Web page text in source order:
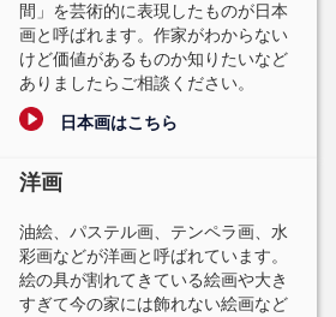
間」を芸術的に表現したものが日本
画と呼ばれます。作家がわからない
けど価値があるものか知りたいなど
ありましたらご相談ください。
日本画はこちら
洋画
油絵、パステル画、テンペラ画、水
彩画などが洋画と呼ばれています。
絵の具が割れてきている絵画や大き
すぎて今の家には飾れない絵画など